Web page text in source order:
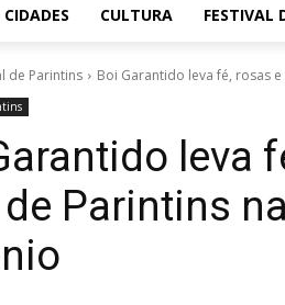
CIDADES CULTURA FESTIVAL
de Parintins Boi Garantido leva fé, rosas
leva
Parintins